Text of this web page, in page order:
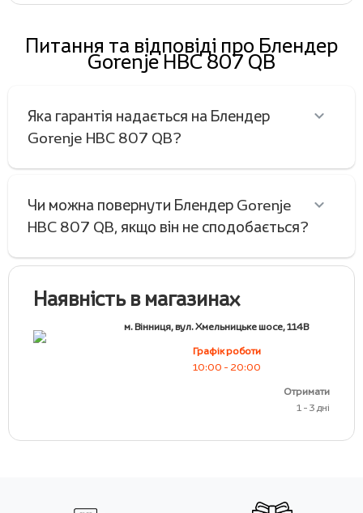
Питання та відповіді про Блендер
Gorenje HBC 807 QB
Яка гарантія надається на Блендер
Gorenje HBC 807 QB?
Чи можна повернути Блендер Gorenje
HBC 807 QB, якщо він не сподобається?
Наявність в магазинах
м. Вінниця, вул. Хмельницьке шосе, 114В
Графік роботи
10:00 - 20:00
Отримати
1 - 3 дні